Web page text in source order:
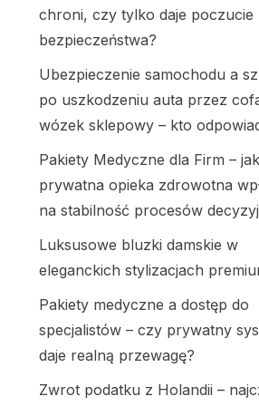
chroni, czy tylko daje poczucie
bezpieczeństwa?
Ubezpieczenie samochodu a
po uszkodzeniu auta przez
wózek sklepowy – kto
Pakiety Medyczne dla Firm – jak
prywatna opieka zdrowotna
na stabilność procesów
Luksusowe bluzki damskie w
eleganckich stylizacjach
Pakiety medyczne a dostęp do
specjalistów – czy prywatny
daje realną przewagę?
Zwrot podatku z Holandii –